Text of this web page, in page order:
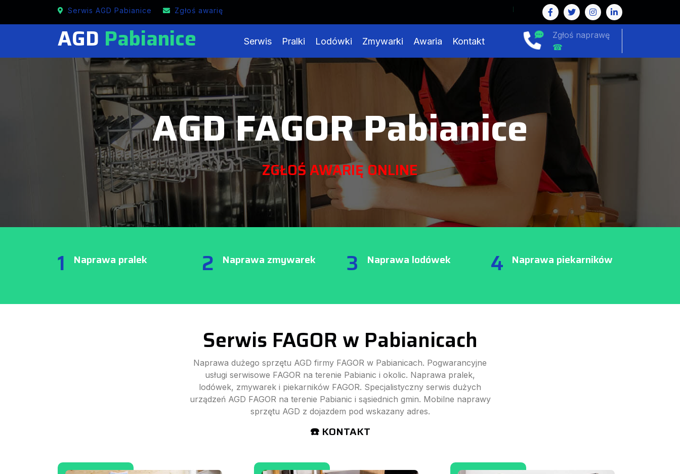
Serwis AGD Pabianice Zgłoś awarię
Mobilne naprawy FAGOR w Pabianicach
AGD Pabianice Serwis Pralki Lodówki Zmywarki Awaria Kontakt
Zgłoś naprawę
☎
AGD FAGOR Pabianice
ZGŁOŚ AWARIĘ ONLINE
1 Naprawa pralek 2 Naprawa zmywarek 3 Naprawa lodówek 4 Naprawa piekarników
Serwis FAGOR w Pabianicach
Naprawa dużego sprzętu AGD firmy FAGOR w Pabianicach. Pogwarancyjne
usługi serwisowe FAGOR na terenie Pabianic i okolic. Naprawa pralek,
lodówek, zmywarek i piekarników FAGOR. Specjalistyczny serwis dużych
urządzeń AGD FAGOR na terenie Pabianic i sąsiednich gmin. Mobilne naprawy
sprzętu AGD z dojazdem pod wskazany adres.
☎️ KONTAKT